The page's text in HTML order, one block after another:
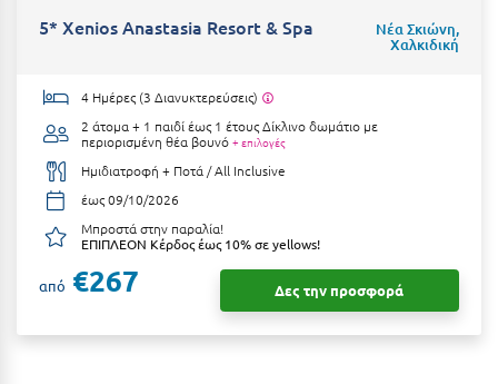
Καλαμάτα
Κάλαμος
Καλαμπάκα
Κάλυμνος
5* Xenios Anastasia Resort & Spa Νέα Σκιώνη,
Χαλκιδική
4 Ημέρες (3 Διανυκτερεύσεις)
2 άτομα + 1 παιδί έως 1 έτουςΔίκλινο δωμάτιο με
περιορισμένη θέα βουνό + επιλογές
Ημιδιατροφή + Ποτά / All Inclusive
έως 09/10/2026
Μπροστά στην παραλία!
ΕΠΙΠΛΕΟΝ Κέρδος έως 10% σε yellows!
από €267 Δες την προσφορά